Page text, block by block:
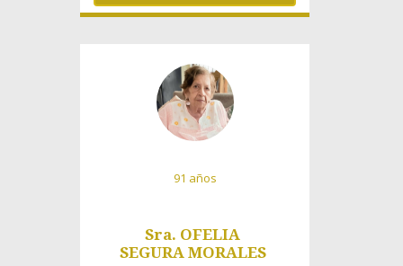
Sra. OFELIA
SEGURA MORALES
91 años